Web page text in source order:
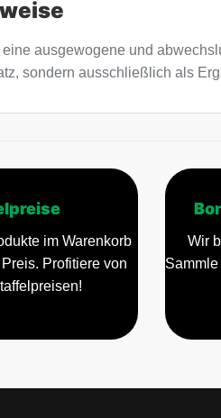
ausgewogene und
sondern ausschließlich als
im Warenkorb
Profitiere von
Wir